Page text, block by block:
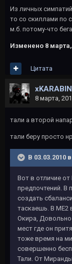
Из личных
то со скиллами по
м.б. потому-что
Изменено 8
Цитата
8 марта,
тали а второй
тали беру просто
В 03.03.2010
Вот в отличие
предпочтений. В
создать
таскаешь. В МЕ2
Окира, Довольно
мест где он
тоже время на
совершенно
Тали. От